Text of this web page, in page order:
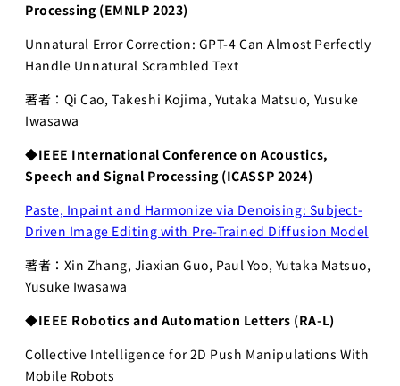
AI Business
Insights
アントレプレ
動型起業
演習
ディープ
業実践演
習
ディープ
テック起
招待
ビジョナリ
ー・スタート
Processing (EMNLP 2023)
Unnatural Error Correction: GPT-4 Can Almost Perfectly
Handle Unnatural Scrambled Text
著者：Qi Cao, Takeshi Kojima, Yutaka Matsuo, Yusuke
Iwasawa
◆IEEE International Conference on Acoustics,
Speech and Signal Processing (ICASSP 2024)
Paste, Inpaint and Harmonize via Denoising: Subject-
Driven Image Editing with Pre-Trained Diffusion Model
著者：Xin Zhang, Jiaxian Guo, Paul Yoo, Yutaka Matsuo,
Yusuke Iwasawa
◆IEEE Robotics and Automation Letters (RA-L)
Collective Intelligence for 2D Push Manipulations With
Mobile Robots